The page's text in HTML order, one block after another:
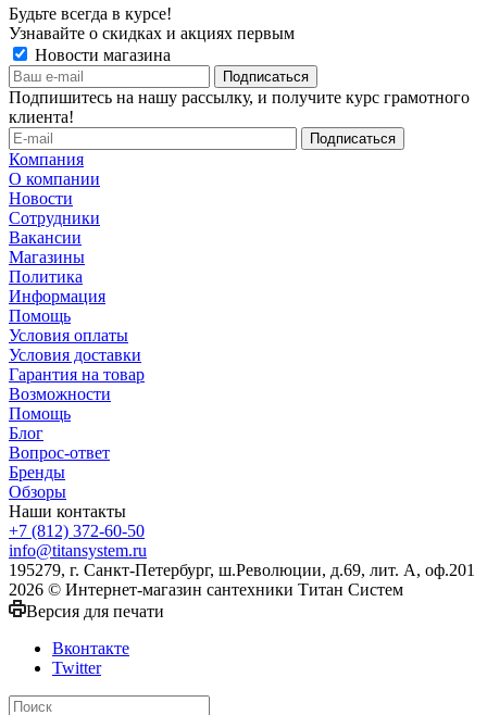
Будьте всегда в курсе!
Узнавайте о скидках и акциях первым
Новости магазина
Подпишитесь на нашу рассылку, и получите курс грамотного
клиента!
Компания
О компании
Новости
Сотрудники
Вакансии
Магазины
Политика
Информация
Помощь
Условия оплаты
Условия доставки
Гарантия на товар
Возможности
Помощь
Блог
Вопрос-ответ
Бренды
Обзоры
Наши контакты
+7 (812) 372-60-50
info@titansystem.ru
195279, г. Санкт-Петербург, ш.Революции, д.69, лит. А, оф.201
2026 © Интернет-магазин сантехники Титан Систем
Версия для печати
Вконтакте
Twitter